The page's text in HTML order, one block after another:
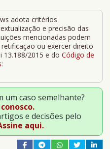
adota critérios
e precisão das
mencionadas podem
ou exercer direito
13.188/2015 e do Código de
:
um caso semelhante?
e decisões pelo
aqui.